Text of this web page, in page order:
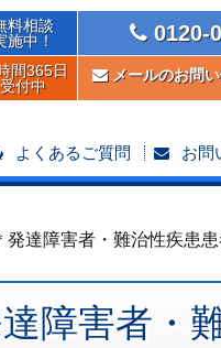
料相談
施中！
0120-
間365日
受付中
メールのお問
よくあるご質問 お問
達障害者・難治性疾患
障害者・